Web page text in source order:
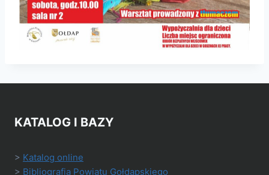
KATALOG I BAZY
> Katalog online
> Bibliografia Powiatu Gołdapskiego